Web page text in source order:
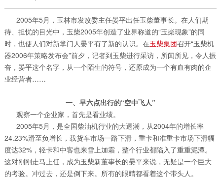
2005年5月，玉林市发改委主任晏平出任玉柴董事长。在人们期
待、担忧的目光中，玉柴2005年创造了业界称道的“玉柴现象”的同
时，也使人们对新掌门人晏平有了新的认识。在玉柴集团召开“玉柴机
器2006年策略发布会”前夕，记者到玉柴进行采访，所闻所见，令人振
奋，晏平这个名字，从一个陌生的符号，还原成为一个有血有肉的企
业经营者……
一、早六点出行的“空中飞人”
观察一个企业家，首先是看业绩。
2005年5月，是全国柴油机行业的大退潮，从2004年的增长率
24.23%滑至负增长，载货车市场一路下滑，重卡和准重卡市场下滑幅
度达32%，轻卡和中客也来雪上加霜，整个行业都陷入了重重泥潭。
这对刚刚走马上任，成为玉柴新董事长的晏平来说，无疑是一个巨大
的考验。冲过去，还是倒下来。所有的眼睛都看着这个带头人。